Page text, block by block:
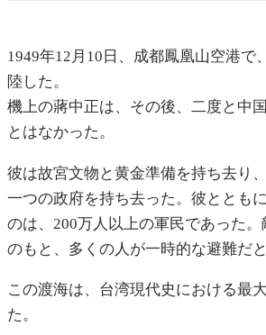
1949年12月10日、成都鳳凰山空港で
陸した。
機上の蔣中正は、その後、二度と中
とはなかった。
彼は故宮文物と黄金準備を持ち去り
一つの政府を持ち去った。彼ととも
のは、200万人以上の軍民であった
のもと、多くの人が一時的な避難だ
この渡海は、台湾現代史における最
た。